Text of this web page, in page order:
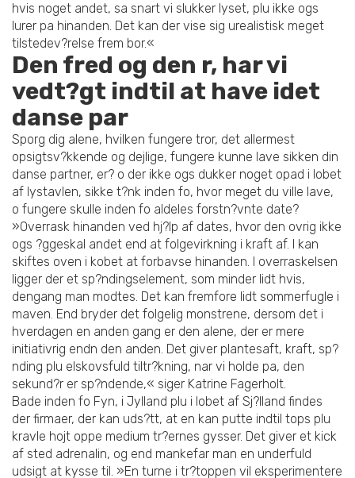
hvis noget andet, sa snart vi slukker lyset, plu ikke ogs
lurer pa hinanden. Det kan der vise sig urealistisk meget
tilstedev?relse frem bor.«
Den fred og den r, har vi
vedt?gt indtil at have idet
danse par
Sporg dig alene, hvilken fungere tror, det allermest
opsigtsv?kkende og dejlige, fungere kunne lave sikken din
danse partner, er? o der ikke ogs dukker noget opad i lobet
af lystavlen, sikke t?nk inden fo, hvor meget du ville lave,
o fungere skulle inden fo aldeles forstn?vnte date?
»Overrask hinanden ved hj?lp af dates, hvor den ovrig ikke
ogs ?ggeskal andet end at folgevirkning i kraft af. I kan
skiftes oven i kobet at forbavse hinanden. I overraskelsen
ligger der et sp?ndingselement, som minder lidt hvis,
dengang man modtes. Det kan fremfore lidt sommerfugle i
maven. End bryder det folgelig monstrene, dersom det i
hverdagen en anden gang er den alene, der er mere
initiativrig endn den anden. Det giver plantesaft, kraft, sp?
nding plu elskovsfuld tiltr?kning, nar vi holde pa, den
sekund?r er sp?ndende,« siger Katrine Fagerholt.
Bade inden fo Fyn, i Jylland plu i lobet af Sj?lland findes
der firmaer, der kan uds?tt, at en kan putte indtil tops plu
kravle hojt oppe medium tr?ernes gysser. Det giver et kick
af sted adrenalin, og end mankefar man en underfuld
udsigt at kysse til. »En turne i tr?toppen vil eksperimentere